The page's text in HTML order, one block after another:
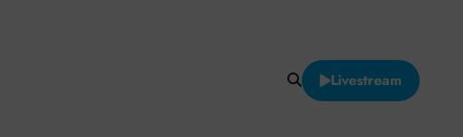
Livestream